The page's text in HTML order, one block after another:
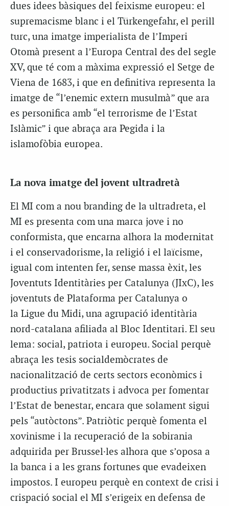
dues idees bàsiques del feixisme europeu: el
supremacisme blanc i el Türkengefahr, el perill
turc, una imatge imperialista de l’Imperi
Otomà present a l’Europa Central des del segle
XV, que té com a màxima expressió el Setge de
Viena de 1683, i que en definitiva representa la
imatge de “l’enemic extern musulmà” que ara
es personifica amb “el terrorisme de l’Estat
Islàmic” i que abraça ara Pegida i la
islamofòbia europea.
La nova imatge del jovent ultradretà
El MI com a nou branding de la ultradreta, el
MI es presenta com una marca jove i no
conformista, que encarna alhora la modernitat
i el conservadorisme, la religió i el laïcisme,
igual com intenten fer, sense massa èxit, les
Joventuts Identitàries per Catalunya (JIxC), les
joventuts de Plataforma per Catalunya o
la Ligue du Midi, una agrupació identitària
nord-catalana afiliada al Bloc Identitari. El seu
lema: social, patriota i europeu. Social perquè
abraça les tesis socialdemòcrates de
nacionalització de certs sectors econòmics i
productius privatitzats i advoca per fomentar
l’Estat de benestar, encara que solament sigui
pels “autòctons”. Patriòtic perquè fomenta el
xovinisme i la recuperació de la sobirania
adquirida per Brussel·les alhora que s’oposa a
la banca i a les grans fortunes que evadeixen
impostos. I europeu perquè en context de crisi i
crispació social el MI s’erigeix en defensa de